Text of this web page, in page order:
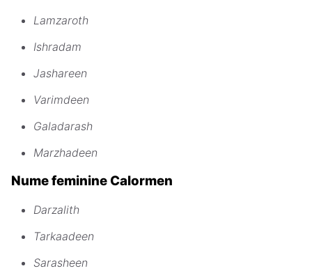
Lamzaroth
Ishradam
Jashareen
Varimdeen
Galadarash
Marzhadeen
Nume feminine Calormen
Darzalith
Tarkaadeen
Sarasheen